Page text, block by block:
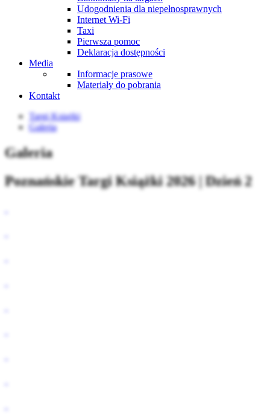
Udogodnienia dla niepełnosprawnych
Internet Wi-Fi
Taxi
Pierwsza pomoc
Deklaracja dostępności
Media
Informacje prasowe
Materiały do pobrania
Kontakt
Targi Książki
Galeria
Galeria
Poznańskie Targi Książki 2026 | Dzień 2